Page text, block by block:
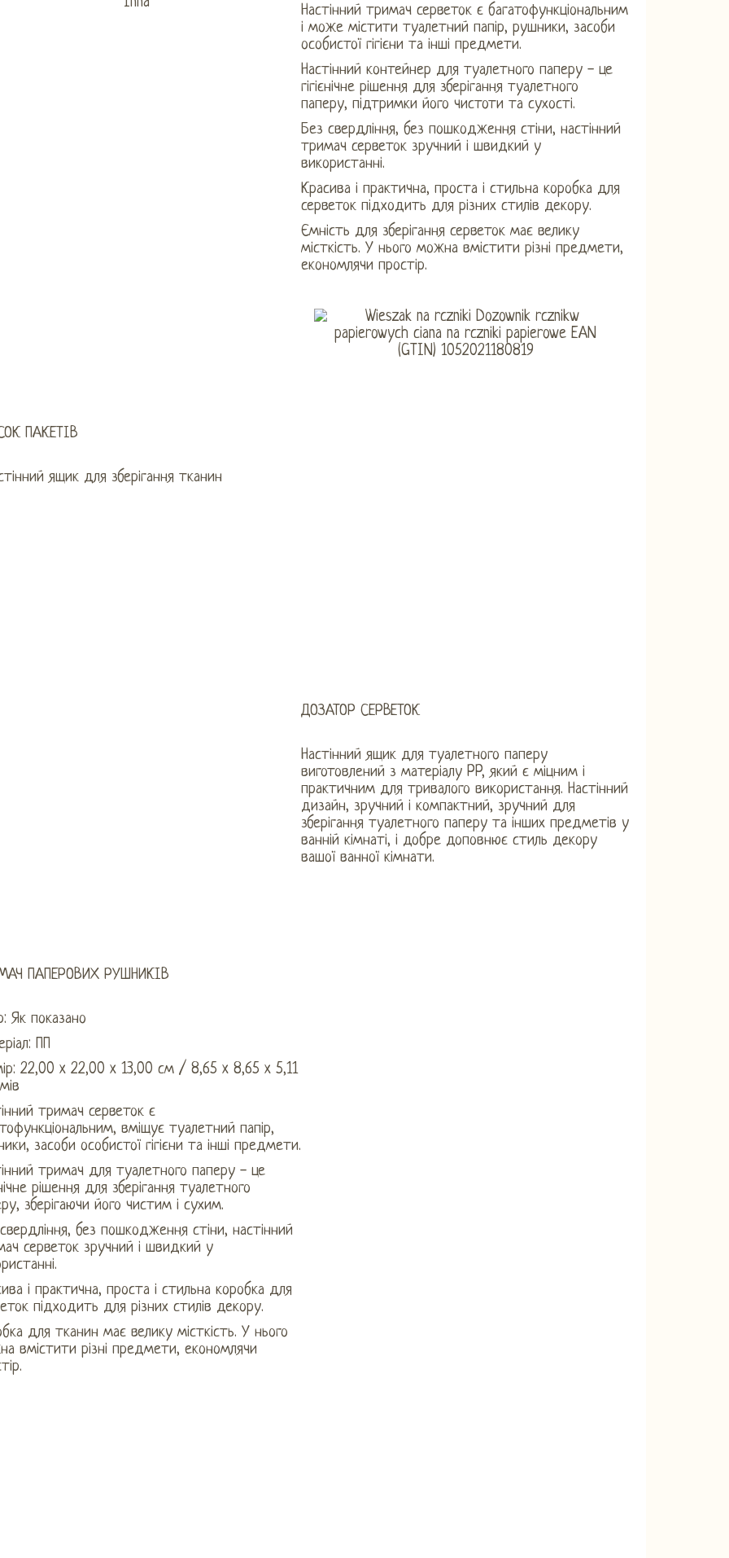
Настінний тримач серветок є багатофункціональним
і може містити туалетний папір, рушники, засоби
особистої гігієни та інші предмети.
Настінний контейнер для туалетного паперу - це
гігієнічне рішення для зберігання туалетного
паперу, підтримки його чистоти та сухості.
Без свердління, без пошкодження стіни, настінний
тримач серветок зручний і швидкий у
використанні.
Красива і практична, проста і стильна коробка для
серветок підходить для різних стилів декору.
Ємність для зберігання серветок має велику
місткість. У нього можна вмістити різні предмети,
економлячи простір.
ПАКЕТІВ
ящик для зберігання тканин
ДОЗАТОР СЕРВЕТОК
Настінний ящик для туалетного паперу
виготовлений з матеріалу PP, який є міцним і
практичним для тривалого використання. Настінний
дизайн, зручний і компактний, зручний для
зберігання туалетного паперу та інших предметів у
ванній кімнаті, і добре доповнює стиль декору
вашої ванної кімнати.
ПАПЕРОВИХ РУШНИКІВ
Як показано
ПП
22,00 x 22,00 x 13,00 см / 8,65 x 8,65 x 5,11
тримач серветок є
вміщує туалетний папір,
засоби особистої гігієни та інші предмети.
тримач для туалетного паперу - це
рішення для зберігання туалетного
зберігаючи його чистим і сухим.
без пошкодження стіни, настінний
серветок зручний і швидкий у
і практична, проста і стильна коробка для
підходить для різних стилів декору.
для тканин має велику місткість. У нього
вмістити різні предмети, економлячи